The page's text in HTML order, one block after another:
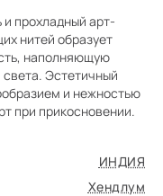
прохладный арт-
нитей образует
наполняющую
Эстетичный
и нежностью
при прикосновении.
ИНДИЯ
Хендлум